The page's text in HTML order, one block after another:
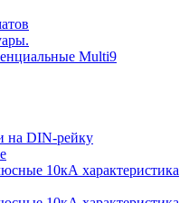
Multi9
на DIN-рейку
10кА характеристика